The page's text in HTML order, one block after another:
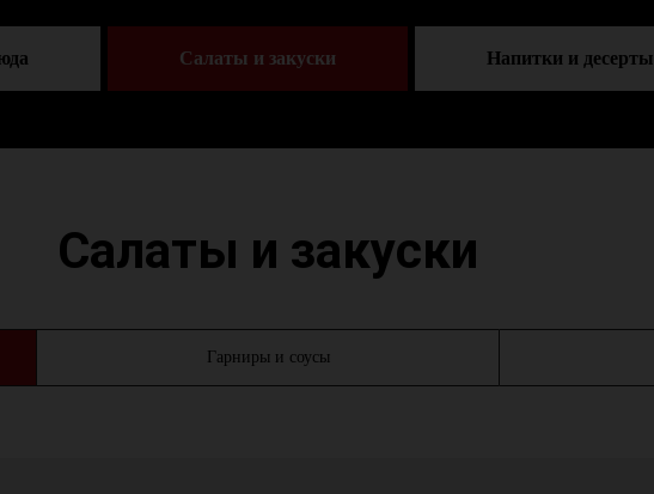
Салаты и закуски Напитки и десерты
Салаты и закуски
Гарниры и соусы